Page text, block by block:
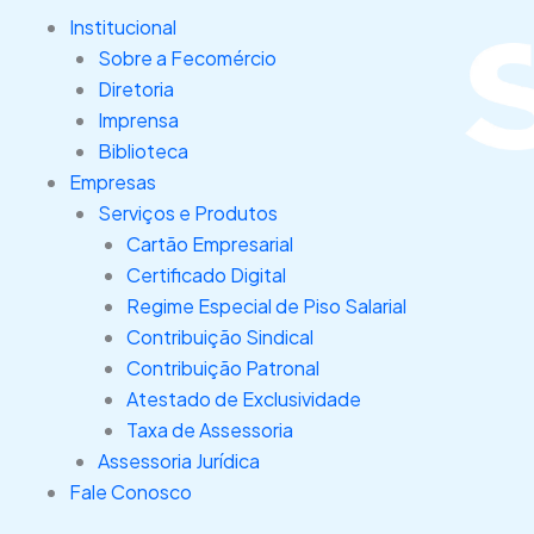
Institucional
Sobre a Fecomércio
Diretoria
Imprensa
Biblioteca
Empresas
Serviços e Produtos
Cartão Empresarial
Certificado Digital
Regime Especial de Piso Salarial
Contribuição Sindical
Contribuição Patronal
Atestado de Exclusividade
Taxa de Assessoria
Assessoria Jurídica
Fale Conosco